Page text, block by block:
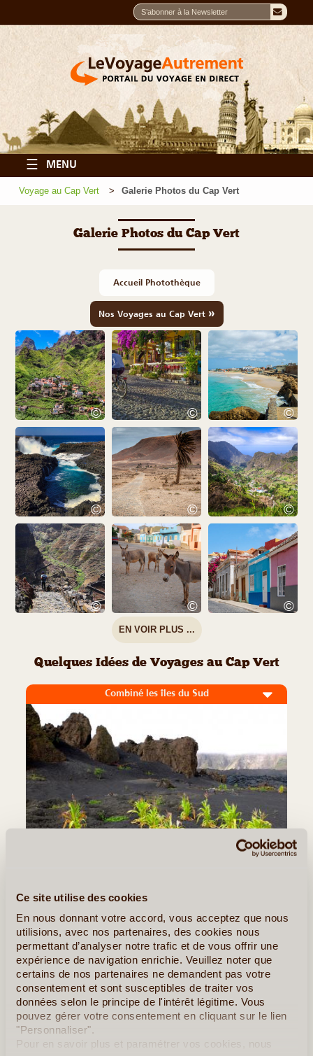
Ce site utilise des cookies
En nous donnant votre accord, vous acceptez que nous
utilisions, avec nos partenaires, des cookies nous
permettant d’analyser notre trafic et de vous offrir une
expérience de navigation enrichie. Veuillez noter que
certains de nos partenaires ne demandent pas votre
consentement et sont susceptibles de traiter vos
données selon le principe de l'intérêt légitime. Vous
pouvez gérer votre consentement en cliquant sur le lien
"Personnaliser".
Pour en savoir plus et paramétrer vos cookies, nous
☰ MENU
Voyage au Cap Vert Galerie Photos du Cap Vert
Galerie Photos du Cap Vert
Accueil Photothèque
Nos Voyages au Cap Vert »
© © ©
© © ©
© © ©
EN VOIR PLUS ...
Quelques Idées de Voyages au Cap Vert
Combiné les îles du Sud
Découvrez les montagnes les plus emblématiques de l’archipel,
de Fogo l’explosive, en passant par Brava la fleurie, pour
terminer par Santiago l’Africaine. Délicieux mélange entre vie
locale et rurale, des rencontres inoubliables au fil (...)
En détail ≻
Randonnées et Nuits chez l’habitant
Le Cap Vert Authentique et Rural - Combiné 4 îles